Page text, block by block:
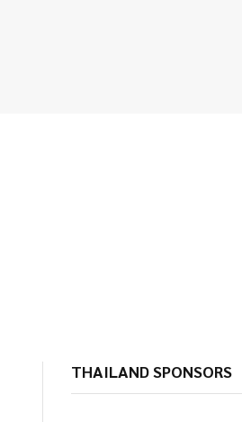
THAILAND SPONSORS